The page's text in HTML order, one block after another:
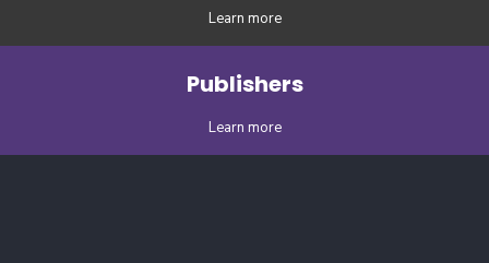
Learn more
Publishers
Learn more